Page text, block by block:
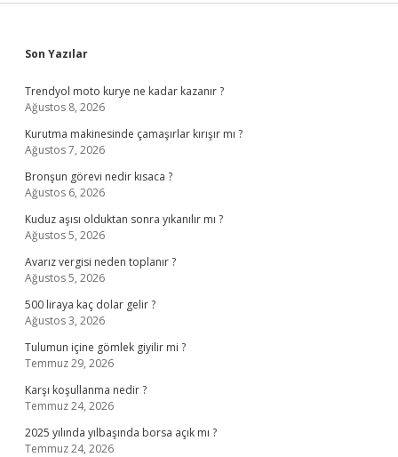
Sidebar
Son Yazılar
Trendyol moto kurye ne kadar kazanır ?
Ağustos 8, 2026
Kurutma makinesinde çamaşırlar kırışır mı ?
Ağustos 7, 2026
Bronşun görevi nedir kısaca ?
Ağustos 6, 2026
Kuduz aşısı olduktan sonra yıkanılır mı ?
Ağustos 5, 2026
Avarız vergisi neden toplanır ?
Ağustos 5, 2026
500 liraya kaç dolar gelir ?
Ağustos 3, 2026
Tulumun içine gömlek giyilir mi ?
Temmuz 29, 2026
Karşı koşullanma nedir ?
Temmuz 24, 2026
2025 yılında yılbaşında borsa açık mı ?
Temmuz 24, 2026